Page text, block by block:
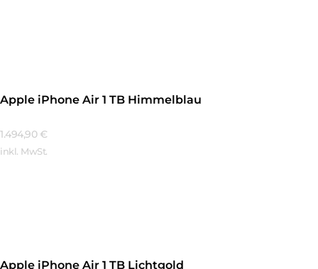
Apple iPhone Air 1 TB Himmelblau
1.494,90 €
inkl. MwSt.
Apple iPhone Air 1 TB Lichtgold